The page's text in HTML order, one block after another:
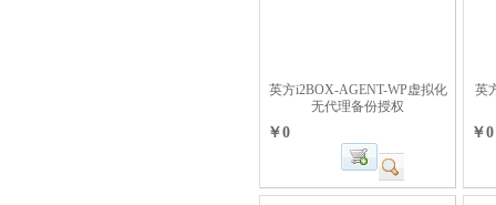
英方i2BOX-AGENT-WP虚拟化
无代理备份授权
￥0
英
￥0